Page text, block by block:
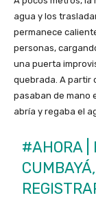
agua y los
permanece
personas,
una puerta
quebrada. A partir
pasaban de mano
abría y regaba el
#AHORA|